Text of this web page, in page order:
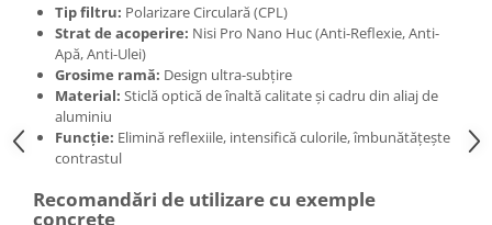
Tip filtru: Polarizare Circulară (CPL)
Strat de acoperire: Nisi Pro Nano Huc (Anti-Reflexie, Anti-
Apă, Anti-Ulei)
Grosime ramă: Design ultra-subțire
Material: Sticlă optică de înaltă calitate și cadru din aliaj de
aluminiu
Funcție: Elimină reflexiile, intensifică culorile, îmbunătățește
contrastul
Recomandări de utilizare cu exemple
concrete